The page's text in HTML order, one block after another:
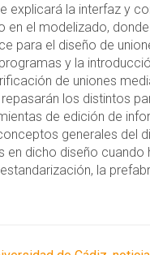
explicará la interfaz y
en el modelizado,
para el diseño de
y la
de uniones
los distintos
de edición de
generales del
en dicho diseño
la